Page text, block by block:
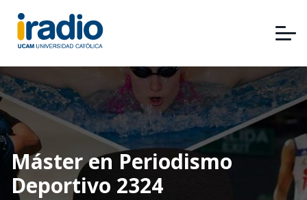
Pasar
contenido
principal
Máster en Periodismo
Deportivo 2324